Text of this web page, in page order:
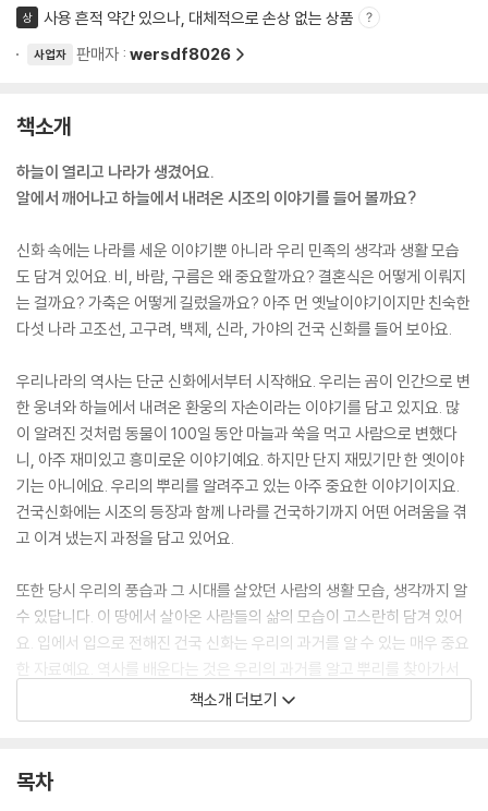
상 사용 흔적 약간 있으나, 대체적으로 손상 없는 상품
사업자 판매자 : wersdf8026
책소개
하늘이 열리고 나라가 생겼어요.
알에서 깨어나고 하늘에서 내려온 시조의 이야기를 들어 볼까요?
신화 속에는 나라를 세운 이야기뿐 아니라 우리 민족의 생각과 생활 모습
도 담겨 있어요. 비, 바람, 구름은 왜 중요할까요? 결혼식은 어떻게 이뤄지
는 걸까요? 가축은 어떻게 길렀을까요? 아주 먼 옛날이야기이지만 친숙한
다섯 나라 고조선, 고구려, 백제, 신라, 가야의 건국 신화를 들어 보아요.
우리나라의 역사는 단군 신화에서부터 시작해요. 우리는 곰이 인간으로 변
한 웅녀와 하늘에서 내려온 환웅의 자손이라는 이야기를 담고 있지요. 많
이 알려진 것처럼 동물이 100일 동안 마늘과 쑥을 먹고 사람으로 변했다
니, 아주 재미있고 흥미로운 이야기예요. 하지만 단지 재밌기만 한 옛이야
기는 아니에요. 우리의 뿌리를 알려주고 있는 아주 중요한 이야기이지요.
건국신화에는 시조의 등장과 함께 나라를 건국하기까지 어떤 어려움을 겪
고 이겨 냈는지 과정을 담고 있어요.
또한 당시 우리의 풍습과 그 시대를 살았던 사람의 생활 모습, 생각까지 알
수 있답니다. 이 땅에서 살아온 사람들의 삶의 모습이 고스란히 담겨 있어
요. 입에서 입으로 전해진 건국 신화는 우리의 과거를 알 수 있는 매우 중요
한 자료예요. 역사를 배운다는 것은 우리의 과거를 알고 뿌리를 찾아가서
우리가 이곳에 있기까지를 밝혀내는 과정이기도 해요. 우리나라와 민족에
대해 알아 가다 보면 그 시간에 있는 우리의 모습, 나의 모습까지 생각할 수
상을 배우는 시간을 갖는다고 말할 수 있어요.
책소개 더보기
목차